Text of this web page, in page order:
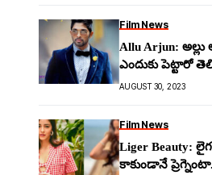
Film News
Allu Arjun: అల్లు
ఎందుకు పెట్టారో
ఖాయం..!
AUGUST 30, 2023
Film News
Liger Beauty:
కాకుండానే